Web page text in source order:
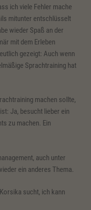
ich viele Fehler mache
mitunter entschlüsselt
wieder Spaß an der
mit dem Erleben
gezeigt: Auch wenn
Sprachtraining hat
machen sollte,
Ja, besucht lieber ein
zu machen. Ein
auch unter
ein anderes Thema.
sucht, ich kann